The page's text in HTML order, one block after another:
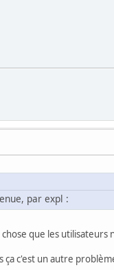
,$lang_errors[
par expl :
que les
ça c'est un autre